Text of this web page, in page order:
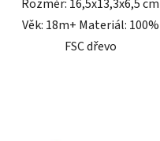
Rozměr: 16,5x13,3x6,5 cm
Věk: 18m+ Materiál: 100%
FSC dřevo